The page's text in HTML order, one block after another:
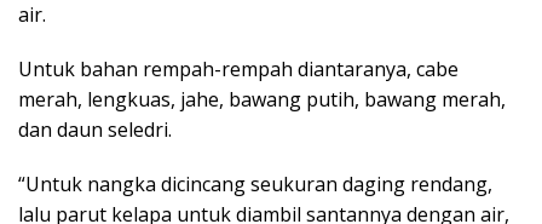
air.
Untuk bahan rempah-rempah diantaranya, cabe
merah, lengkuas, jahe, bawang putih, bawang merah,
dan daun seledri.
“Untuk nangka dicincang seukuran daging rendang,
lalu parut kelapa untuk diambil santannya dengan air,